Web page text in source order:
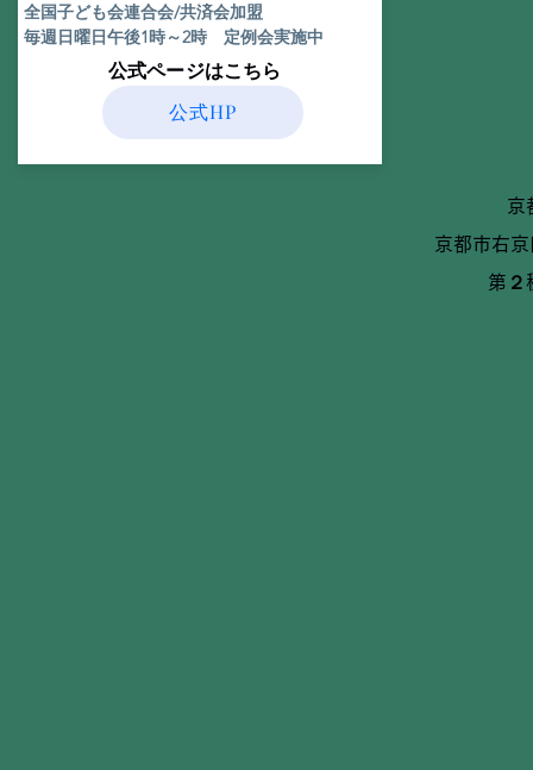
全国子ども会連合会/共済会加盟
毎週日曜日午後1時～2時 定例会実施中
​公式ページはこちら
公式HP
京
京都市右
第２